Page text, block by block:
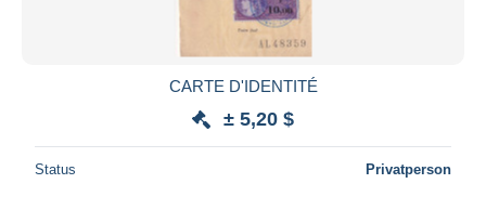
CARTE D'IDENTITÉ
± 5,20 $
Status Privatperson